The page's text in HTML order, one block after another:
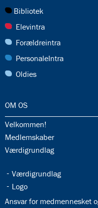
27.0:
Bibliotek
28.0:
Elevintra
29.0:
Forældreintra
30.0:
PersonaleIntra
31.0:
Oldies
32.0:
OM OS
32.1:
Velkommen!
32.2:
Medlemskaber
32.3:
Værdigrundlag
32.4:
Værdigrundlag
32.6:
Logo
32.8:
Ansvar for medmennesket